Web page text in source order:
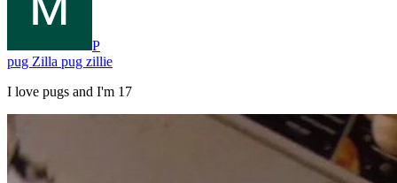
P
pug Zilla pug zillie
I love pugs and I'm 17